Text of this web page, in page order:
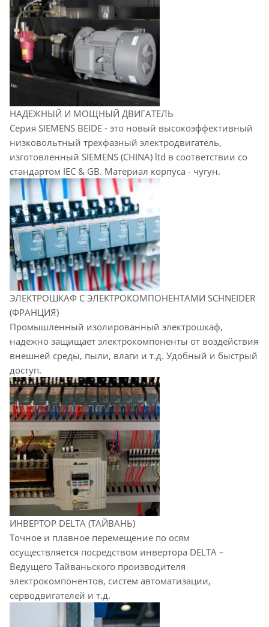
НАДЕЖНЫЙ И МОЩНЫЙ ДВИГАТЕЛЬ
Серия SIEMENS BEIDE - это новый высокоэффективный
низковольтный трехфазный электродвигатель,
изготовленный SIEMENS (CHINA) ltd в соответствии со
стандартом IEC & GB. Материал корпуса - чугун.
ЭЛЕКТРОШКАФ С ЭЛЕКТРОКОМПОНЕНТАМИ SCHNEIDER
(ФРАНЦИЯ)
Промышленный изолированный электрошкаф,
надежно защищает электрокомпоненты от воздействия
внешней среды, пыли, влаги и т.д. Удобный и быстрый
доступ.
ИНВЕРТОР DELTA (ТАЙВАНЬ)
Точное и плавное перемещение по осям
осуществляется посредством инвертора DELTA –
Ведущего Тайваньского производителя
электрокомпонентов, систем автоматизации,
серводвигателей и т.д.